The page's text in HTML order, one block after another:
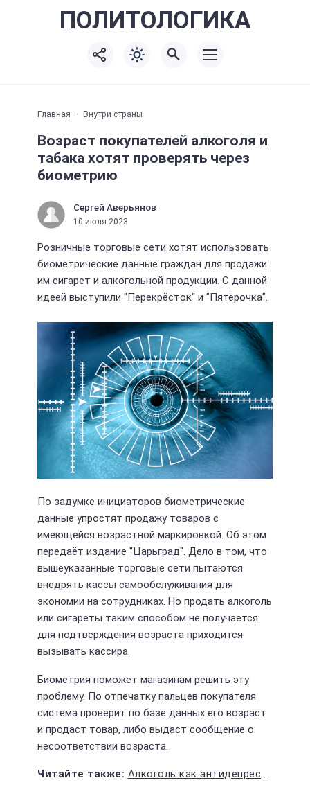
ПОЛИТОЛОГИКА
Главная Внутри страны
Возраст покупателей алкоголя и
табака хотят проверять через
биометрию
Сергей Аверьянов
10 июля 2023
Розничные торговые сети хотят использовать
биометрические данные граждан для продажи
им сигарет и алкогольной продукции. С данной
идеей выступили "Перекрёсток" и "Пятёрочка".
По задумке инициаторов биометрические
данные упростят продажу товаров с
имеющейся возрастной маркировкой. Об этом
передаёт издание "Царьград". Дело в том, что
вышеуказанные торговые сети пытаются
внедрять кассы самообслуживания для
экономии на сотрудниках. Но продать алкоголь
или сигареты таким способом не получается:
для подтверждения возраста приходится
вызывать кассира.
Биометрия поможет магазинам решить эту
проблему. По отпечатку пальцев покупателя
система проверит по базе данных его возраст
и продаст товар, либо выдаст сообщение о
несоответствии возраста.
Алкоголь как антидепрессант: почему россияне стали больше пить